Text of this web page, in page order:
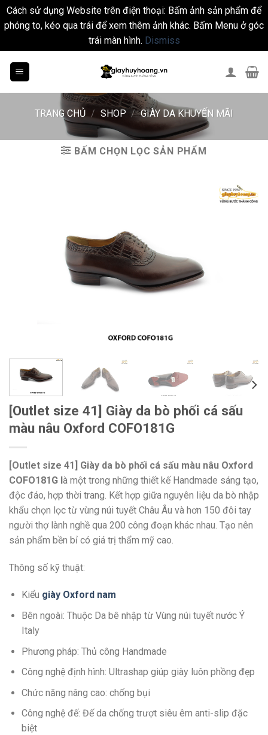
Cách sử dụng Website trên điện thoại: Bấm ảnh sản phẩm để
phóng to, kéo qua trái để xem thêm ảnh khác. Bấm Menu ở góc
trái màn hình. Dismiss
TRANG CHỦ / SHOP / GIÀY DA KHUYẾN MÃI
BẤM CHỌN LỌC SẢN PHẨM
[Outlet size 41] Giày da bò phối cá sấu
màu nâu Oxford COFO181G
[Outlet size 41] Giày da bò phối cá sấu màu nâu Oxford
COFO181G là một trong những thiết kế Handmade sáng tạo,
độc đáo, hợp thời trang. Kết hợp giữa nguyên liệu da bò nhập
khẩu chọn lọc từ vùng núi tuyết Châu Âu và hơn 150 đôi tay
người thợ lành nghề qua 200 công đoạn khác nhau. Tạo nên
sản phẩm bền bỉ có giá trị thẩm mỹ cao.
Thông số kỹ thuật:
Kiểu giày Oxford nam
Bên ngoài: Thuộc Da bê nhập từ Vùng núi tuyết nước Ý
Italy
Phương pháp: Thủ công Handmade
Công nghệ định hình: Ultrashap giúp giày luôn phồng đẹp
Chức năng nâng cao: chống bụi
Công nghệ đế: Đế da chống trượt siêu êm anti-slip đặc
biệt